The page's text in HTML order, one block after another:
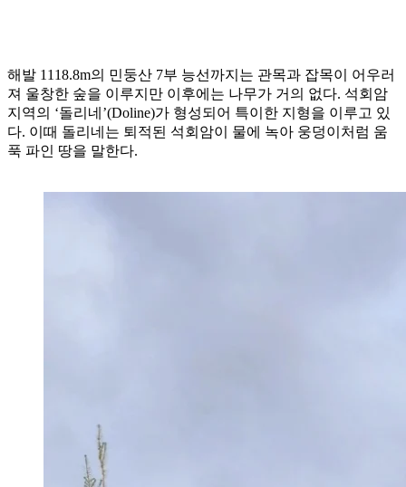
해발 1118.8m의 민둥산 7부 능선까지는 관목과 잡목이 어우러
져 울창한 숲을 이루지만 이후에는 나무가 거의 없다. 석회암
지역의 ‘돌리네’(Doline)가 형성되어 특이한 지형을 이루고 있
다. 이때 돌리네는 퇴적된 석회암이 물에 녹아 웅덩이처럼 움
푹 파인 땅을 말한다.